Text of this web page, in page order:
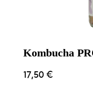
Kombucha
17,50€